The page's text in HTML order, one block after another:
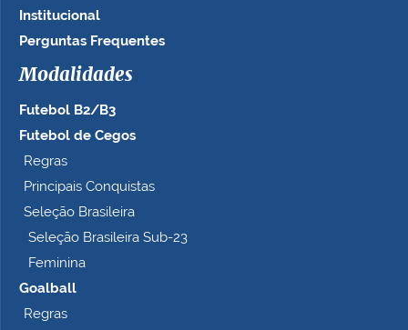
Institucional
Perguntas Frequentes
Modalidades
Futebol B2/B3
Futebol de Cegos
Regras
Principais Conquistas
Seleção Brasileira
Seleção Brasileira Sub-23
Feminina
Goalball
Regras